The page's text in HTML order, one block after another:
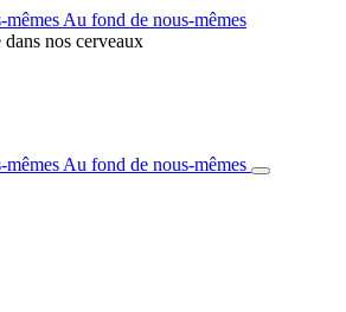
Au fond de nous-mêmes
dans nos cerveaux
Au fond de nous-mêmes